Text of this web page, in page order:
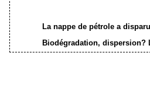
La nappe de pétrole a
Biodégradation, dispersion?